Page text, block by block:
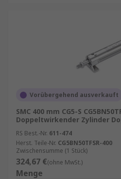
Vorübergehend ausverkauft
SMC 400 mm CG5-S
Doppeltwirkender Zylinder
RS Best.-Nr. 611-474
Herst. Teile-Nr. CG5BN50TFSR-400
Zwischensumme (1 Stück)
324,67 €(ohne MwSt.)
Menge